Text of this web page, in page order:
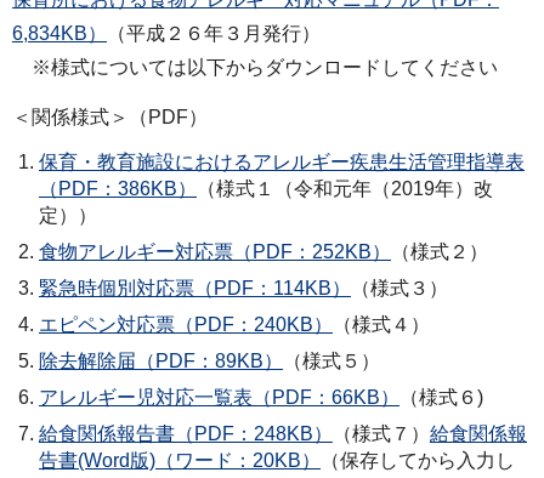
6,834KB）
（平成２６年３月発行）
※様式については以下からダウンロードしてください
＜関係様式＞（PDF）
保育・教育施設におけるアレルギー疾患生活管理指導表
（PDF：386KB）
（様式１（令和元年（2019年）改
定））
食物アレルギー対応票（PDF：252KB）
（様式２）
緊急時個別対応票（PDF：114KB）
（様式３）
エピペン対応票（PDF：240KB）
（様式４）
除去解除届（PDF：89KB）
（様式５）
アレルギー児対応一覧表（PDF：66KB）
（様式６)
給食関係報告書（PDF：248KB）
（様式７） 給食関係報
告書(Word版)（ワード：20KB）
（保存してから入力し